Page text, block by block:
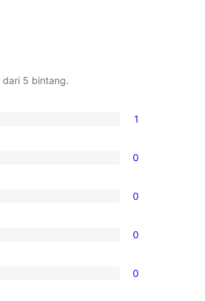
dari 5 bintang.
1
0
0
0
0